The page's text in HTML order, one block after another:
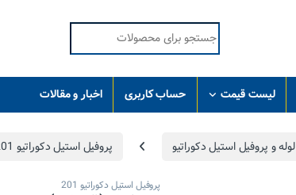
Search for:
لیست قیمت حساب کاربری اخبار و مقالات
لوله و پروفیل استیل دکوراتیو پروفیل استیل دکوراتیو 201
پروفیل استیل دکوراتیو 201